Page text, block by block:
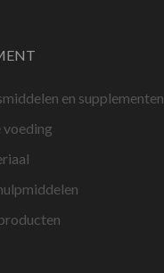
en supplementen